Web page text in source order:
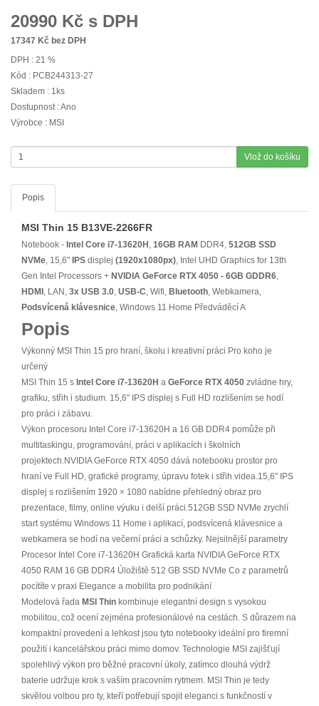
20990 Kč s DPH
17347 Kč bez DPH
DPH : 21 %
Kód : PCB244313-27
Skladem : 1ks
Dostupnost : Ano
Výrobce : MSI
Vlož do košíku
Popis
MSI Thin 15 B13VE-2266FR
Notebook - Intel Core i7-13620H , 16GB RAM DDR4, 512GB SSD
NVMe, 15,6" IPS displej (1920x1080px), Intel UHD Graphics for 13th
Gen Intel Processors + NVIDIA GeForce RTX 4050 - 6GB GDDR6,
HDMI , LAN, 3x USB 3.0, USB-C, Wifi, Bluetooth, Webkamera,
Podsvícená klávesnice, Windows 11 Home Předváděcí A
Popis
Výkonný MSI Thin 15 pro hraní, školu i kreativní práci Pro koho je
určený
MSI Thin 15 s Intel Core i7-13620H a GeForce RTX 4050 zvládne hry,
grafiku, střih i studium. 15,6" IPS displej s Full HD rozlišením se hodí
pro práci i zábavu.
Výkon procesoru Intel Core i7-13620H a 16 GB DDR4 pomůže při
multitaskingu, programování, práci v aplikacích i školních
projektech.NVIDIA GeForce RTX 4050 dává notebooku prostor pro
hraní ve Full HD, grafické programy, úpravu fotek i střih videa.15,6" IPS
displej s rozlišením 1920 × 1080 nabídne přehledný obraz pro
prezentace, filmy, online výuku i delší práci.512GB SSD NVMe zrychlí
start systému Windows 11 Home i aplikací, podsvícená klávesnice a
webkamera se hodí na večerní práci a schůzky. Nejsilnější parametry
Procesor Intel Core i7-13620H Grafická karta NVIDIA GeForce RTX
4050 RAM 16 GB DDR4 Úložiště 512 GB SSD NVMe Co z parametrů
pocítíte v praxi Elegance a mobilita pro podnikání
Modelová řada MSI Thin kombinuje elegantní design s vysokou
mobilitou, což ocení zejména profesionálové na cestách. S důrazem na
kompaktní provedení a lehkost jsou tyto notebooky ideální pro firemní
použití i kancelářskou práci mimo domov. Technologie MSI zajišťují
spolehlivý výkon pro běžné pracovní úkoly, zatímco dlouhá výdrž
baterie udržuje krok s vaším pracovním rytmem. MSI Thin je tedy
skvělou volbou pro ty, kteří potřebují spojit eleganci s funkčností v